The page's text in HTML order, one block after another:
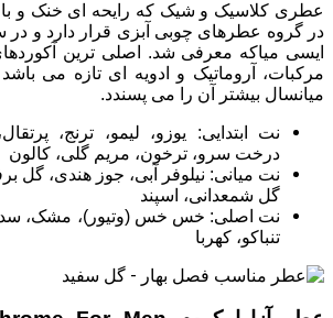
عطری کلاسیک و شیک که رایحه ای خنک و با
ایسی میاکه معرفی شد. اصلی ترین
مرکبات، آروماتیک و ادویه ای تازه می
میانسال بیشتر آن را می پسندد.
نت ابتدایی: یوزو، لیمو، ترنج،
درخت سرو، ترخون، مریم گلی، کالون
نت میانی: نیلوفر آبی، جوز هندی، گل
گل شمعدانی، اسپند
نت اصلی: خس خس (وتیور)، مشک،
تنباکو، کهربا